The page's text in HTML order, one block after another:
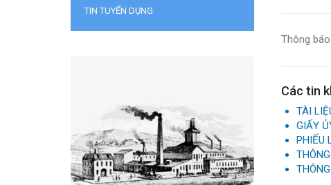
Thông
Các tin
TÀI
GIẤY
PHIẾU
TIN TUYỂN DỤNG